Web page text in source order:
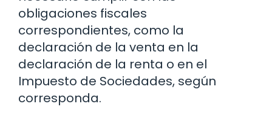
obligaciones fiscales
correspondientes, como la
declaración de la venta en la
declaración de la renta o en el
Impuesto de Sociedades, según
corresponda.